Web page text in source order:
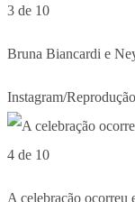
3 de 10
Bruna Biancardi e
Instagram/Reprodução
4 de 10
A celebração ocorreu